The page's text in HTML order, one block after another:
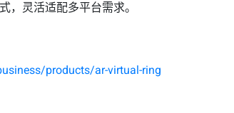
，灵活适配多平台需求。
products/ar-virtual-ring